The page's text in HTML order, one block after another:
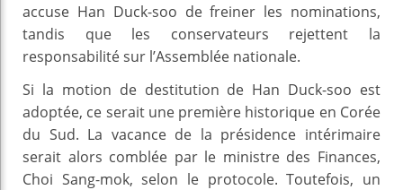
accuse Han Duck-soo de freiner les nominations,
tandis que les conservateurs rejettent la
responsabilité sur l’Assemblée nationale.
Si la motion de destitution de Han Duck-soo est
adoptée, ce serait une première historique en Corée
du Sud. La vacance de la présidence intérimaire
serait alors comblée par le ministre des Finances,
Choi Sang-mok, selon le protocole. Toutefois, un